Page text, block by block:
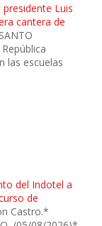
Luis
cantera de
las escuelas
del Indotel a
de
Castro.*